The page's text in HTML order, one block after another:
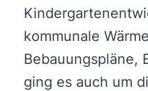
kommunale
Bebauungspläne,
ging es auch um